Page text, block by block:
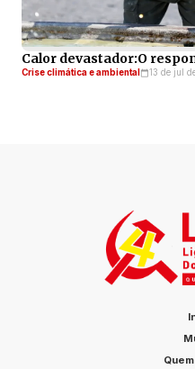
Calor devastador:O
Crise climática e ambiental 13 de jul